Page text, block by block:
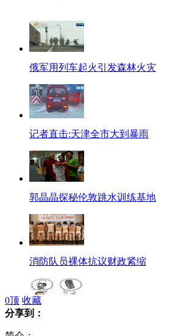
俄军用列车起火引发森林火灾
记者直击:天津全市大到暴雨
郭晶晶探秘伦敦跳水训练基地
消防队员裸体抗议财政紧缩
0顶 收藏
分享到：